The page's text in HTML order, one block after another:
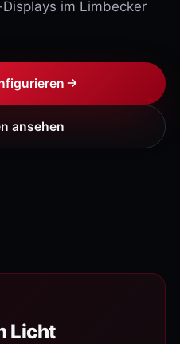
im Limbecker
ansehen
Licht